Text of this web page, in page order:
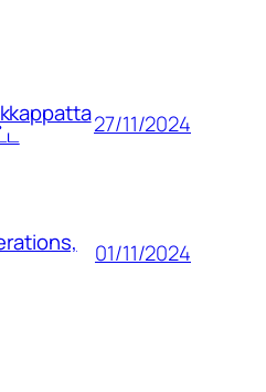
27/11/2024
01/11/2024